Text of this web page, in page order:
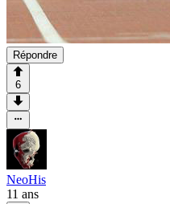
Répondre
6
NeoHis
11 ans